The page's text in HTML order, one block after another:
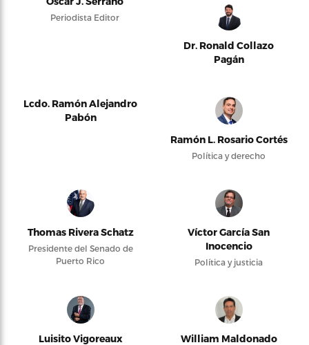
Periodista Editor
Dr. Ronald Collazo
Pagán
Lcdo. Ramón Alejandro
Pabón
Ramón L. Rosario Cortés
Política y derecho
Thomas Rivera Schatz
Presidente del Senado de
Puerto Rico
Víctor García San
Inocencio
Política y justicia
Luisito Vigoreaux William Maldonado